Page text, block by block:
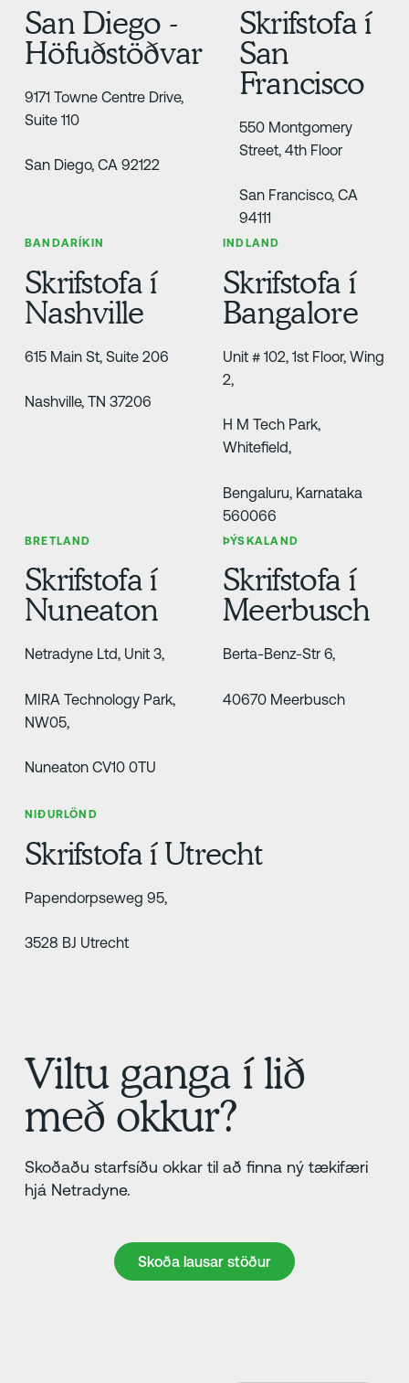
San Diego -
Höfuðstöðvar
9171 Towne Centre Drive,
Suite 110
San Diego, CA 92122
Skrifstofa í
San
Francisco
550 Montgomery
Street, 4th Floor
San Francisco, CA
94111
BANDARÍKIN
Skrifstofa í
Nashville
615 Main St, Suite 206
Nashville, TN 37206
INDLAND
Skrifstofa í
Bangalore
Unit # 102, 1st Floor, Wing
2,
H M Tech Park,
Whitefield,
Bengaluru, Karnataka
560066
BRETLAND
Skrifstofa í
Nuneaton
Netradyne Ltd, Unit 3,
MIRA Technology Park,
NW05,
Nuneaton CV10 0TU
ÞÝSKALAND
Skrifstofa í
Meerbusch
Berta-Benz-Str 6,
40670 Meerbusch
NIÐURLÖND
Skrifstofa í Utrecht
Papendorpseweg 95,
3528 BJ Utrecht
Viltu ganga í lið
með okkur?
Skoðaðu starfsíðu okkar til að finna ný tækifæri
hjá Netradyne.
Skoða lausar stöður
Skoða lausar stöður